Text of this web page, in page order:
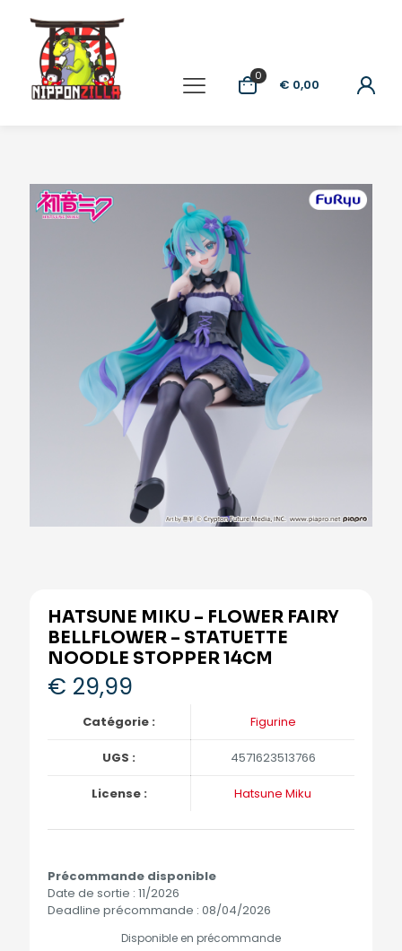
0
€ 0,00
HATSUNE MIKU – FLOWER FAIRY
BELLFLOWER – STATUETTE
NOODLE STOPPER 14CM
€ 29,99
Catégorie : Figurine
UGS : 4571623513766
License : Hatsune Miku
Précommande disponible
Date de sortie : 11/2026
Deadline précommande : 08/04/2026
Disponible en précommande